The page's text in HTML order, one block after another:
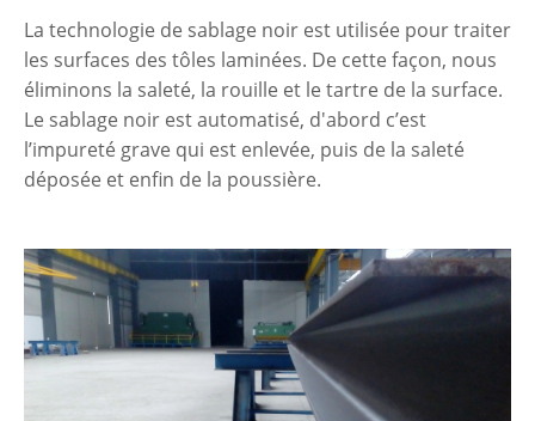
La technologie de sablage noir est utilisée pour traiter
les surfaces des tôles laminées. De cette façon, nous
éliminons la saleté, la rouille et le tartre de la surface.
Le sablage noir est automatisé, d'abord c’est
l’impureté grave qui est enlevée, puis de la saleté
déposée et enfin de la poussière.